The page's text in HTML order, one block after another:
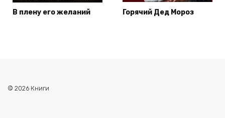
В плену его желаний Горячий Дед Мороз
© 2026 Книги